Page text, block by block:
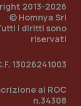
2013-2026
© Homnya Srl
i diritti sono
riservati
13026241003
al ROC
n.34308